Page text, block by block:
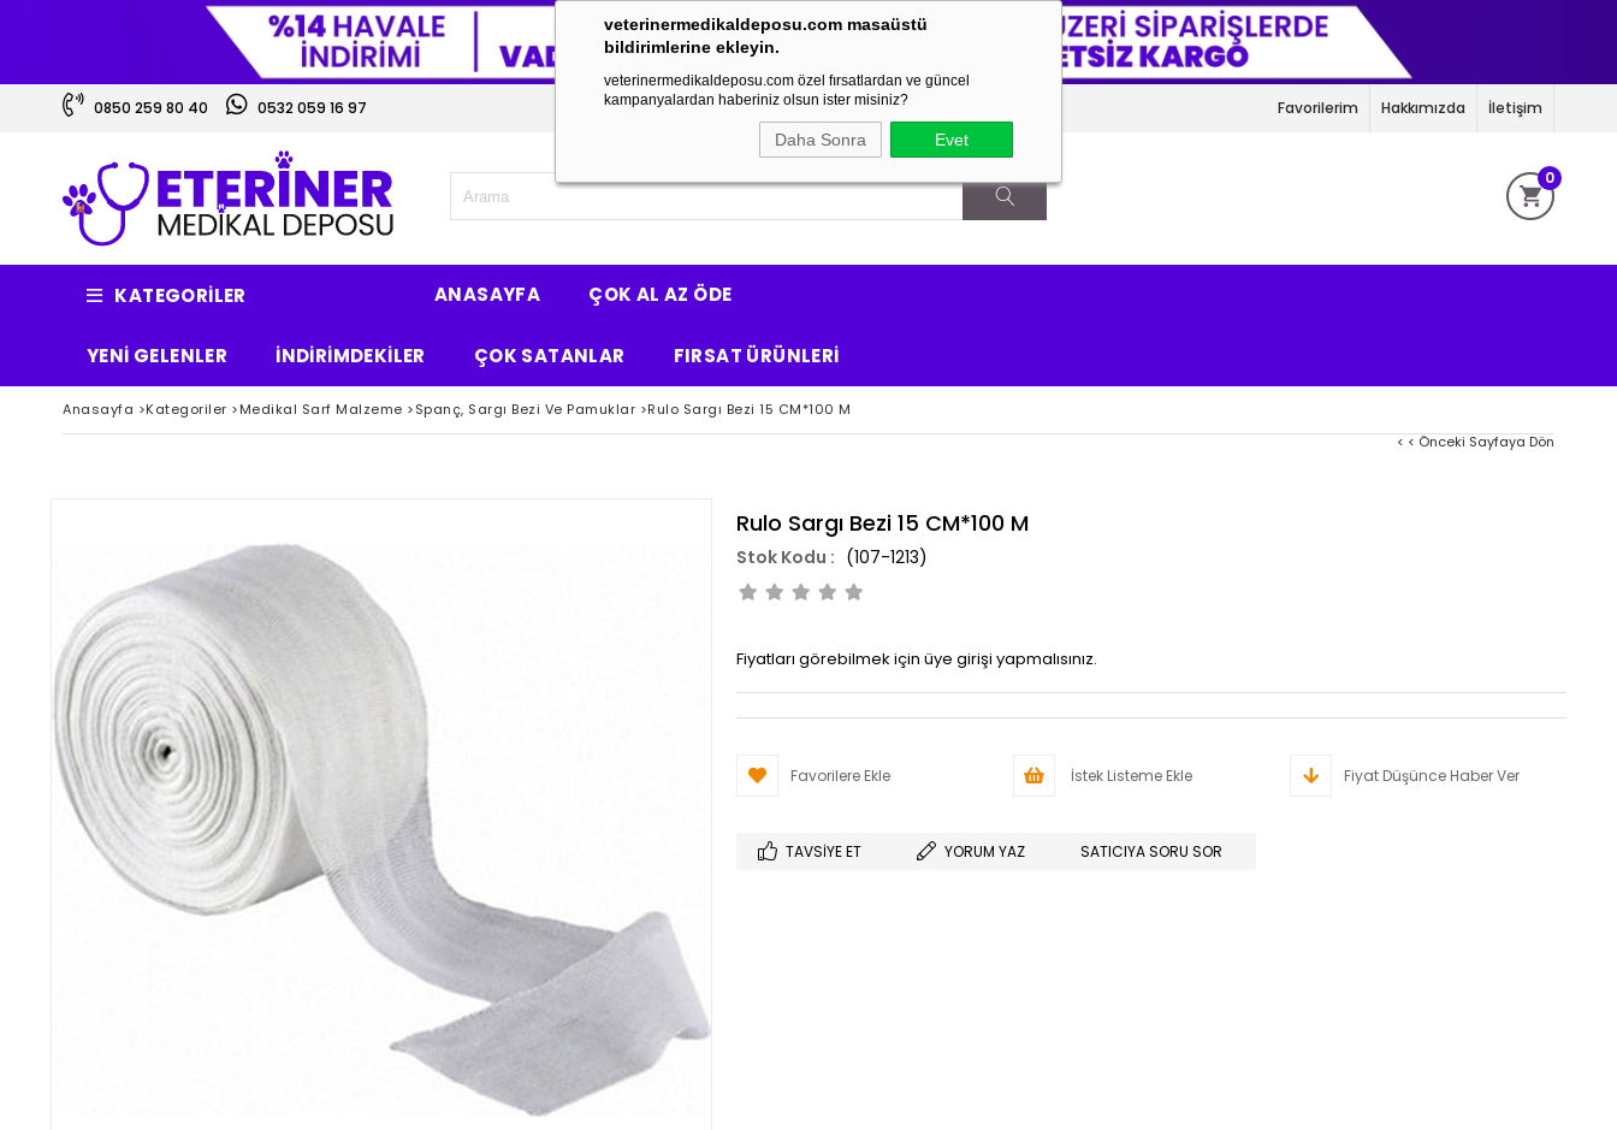
veterinermedikaldeposu.com masaüstü
bildirimlerine ekleyin.
veterinermedikaldeposu.com özel fırsatlardan ve güncel
kampanyalardan haberiniz olsun ister misiniz?
Daha Sonra Evet
0850 259 80 40 0532 059 16 97 Hakkımızda İletişim
Favorilerim
0
KATEGORILER ANASAYFA ÇOK AL AZ ÖDE
YENİ GELENLER İNDİRİMDEKİLER ÇOK SATANLAR FIRSAT ÜRÜNLERİ
Anasayfa >Kategoriler >Medikal Sarf Malzeme >Spanç, Sargı Bezi Ve Pamuklar >Rulo Sargı Bezi 15 CM*100 M
< < Önceki Sayfaya Dön
Rulo Sargı Bezi 15 CM*100 M
(107-1213)
Fiyatları görebilmek için üye girişi yapmalısınız.
Favorilere Ekle İstek Listeme Ekle Fiyat Düşünce Haber Ver
TAVSIYE ET YORUM YAZ SATICIYA SORU SOR